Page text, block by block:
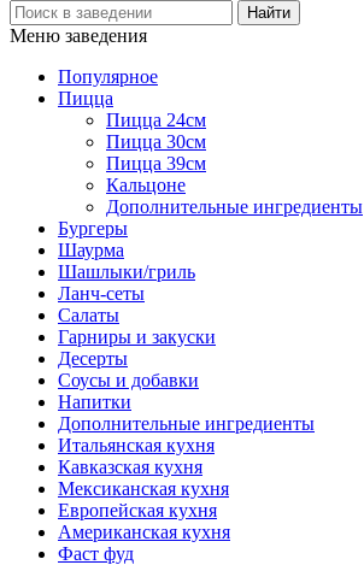
Меню заведения
Популярное
Пицца
Пицца 24см
Пицца 30см
Пицца 39см
Кальцоне
Дополнительные ингредиенты
Бургеры
Шаурма
Шашлыки/гриль
Ланч-сеты
Салаты
Гарниры и закуски
Десерты
Соусы и добавки
Напитки
Дополнительные ингредиенты
Итальянская кухня
Кавказская кухня
Мексиканская кухня
Европейская кухня
Американская кухня
Фаст фуд